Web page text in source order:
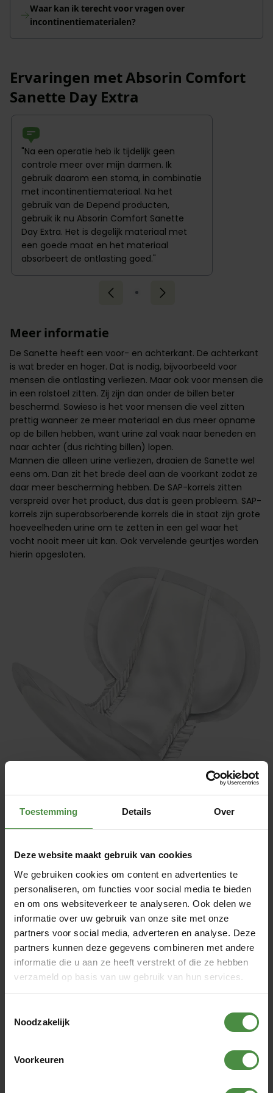
Toestemming Details Over
Deze website maakt gebruik van cookies
We gebruiken cookies om content en advertenties te
personaliseren, om functies voor social media te bieden
en om ons websiteverkeer te analyseren. Ook delen we
informatie over uw gebruik van onze site met onze
partners voor social media, adverteren en analyse. Deze
partners kunnen deze gegevens combineren met andere
informatie die u aan ze heeft verstrekt of die ze hebben
verzameld op basis van uw gebruik van hun services.
Noodzakelijk
Voorkeuren
Waar kan ik terecht voor vragen over
incontinentiematerialen?
Ervaringen met Absorin Comfort
Sanette Day Extra
"Na een operatie heb ik tijdelijk geen
controle meer over mijn darmen. Ik
gebruik daarom een stoma, in combinatie
met incontinentiemateriaal. Na het
gebruik van de Depend producten,
gebruik ik nu Absorin Comfort Sanette
Day Extra. Het is degelijk materiaal met
een goede maat en het materiaal
absorbeert de ontlasting goed."
Meer informatie
De Sanette heeft een voor- en achterkant. De achterkant
is wat breder en hoger. Dat is nodig, bijvoorbeeld voor
mensen die ontlasting verliezen. Maar ook voor mensen die
in een rolstoel zitten. Zij zijn dan onder de billen beter
beschermd. Sowieso is het voor mensen die veel zitten
prettig wanneer ze meer materiaal en dus meer opname
op de billen hebben, want urine zal vaak naar beneden en
naar achter (dus richting billen) lopen.
Mannen die alleen urine verliezen, draaien de Sanette wel
eens om. Dan zit het brede deel aan de voorkant zodat ze
daar meer bescherming hebben. De SAP-korrels zitten
verspreid over het product, dus dat is geen probleem. SAP-
korrels zijn superabsorberende korrels die in staat zijn grote
hoeveelheden urine om te zetten in een gel waar het
vocht nooit meer uit kan. Ook vervelende geurtjes worden
hierin opgesloten.
Mensen die vaak ontlasting verliezen of die last hebben
van diarree, kiezen meestal voor een inlegger. Je kunt ze
gemakkelijk vervangen en het product is goedkoper dan
bijvoorbeeld een pants of slip. Ontlasting zal niet worden
Het brede deel aan de achterkant geeft dan de zekerheid
dat de ontlasting er niet langs kan lopen.
Het assortiment van de Absorin Sanettegaat van kleinere
en dunnere naar grotere en dikker inleggers. De dunne zijn
voor matige incontinentie van urine en/of ontlasting. De
dikkere zijn voor zware tot zeer zware incontinentie.
1. Sanette Day Light, Day en Day Extra zijn voor matige
incontinentie.
2. Sanette Night en Heavy zijn voor zware incontinentie
3. Sanette Ultra heeft een zeer grote opname voor zeer
1. De bovenste laag is van een zacht, huidvriendelijk non-
materiaal wordt doorgelaten. Het zuigt niet op, maar zorgt